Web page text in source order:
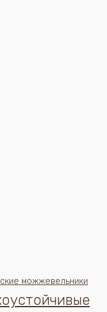
можжевельники